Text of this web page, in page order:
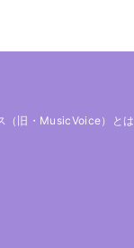
（旧・MusicVoice）とは